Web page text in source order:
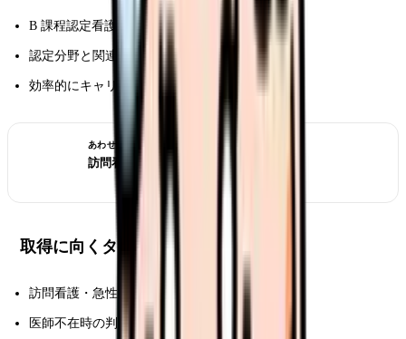
B 課程認定看護師は特定行為組み込み
認定分野と関連する区分を同時取得
効率的にキャリア形成
あわせて読みたい
訪問看護師の働き方｜一日の流れと適性
取得に向くタイプ
訪問看護・急性期・ICU 勤務
医師不在時の判断を任されたい